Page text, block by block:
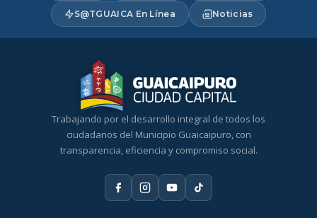
S@TGUAICA En Línea Noticias
Trabajando por el desarrollo integral de todos los
ciudadanos del Municipio Guaicaipuro, con
transparencia, eficiencia y compromiso social.